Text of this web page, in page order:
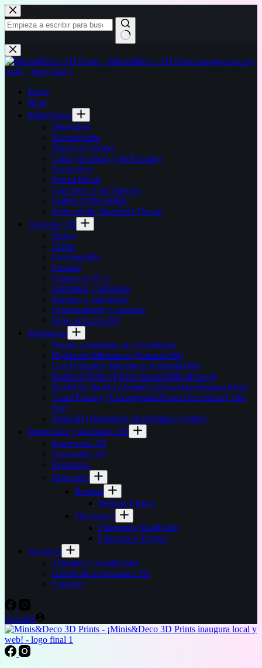
Saltar
al
contenido
Sin
resultados
Inicio
Blog
Malediction
Miniaturas
Escenografía
Mazos de Seeker
Cajas (de Inicio y de Facción)
Accesorios
Primal Blood
Conclave of the Spheres
Legion of the Fallen
Order of the Shattered Throne
Artículos 3D
Bustos
Chibis
Escenografía
Cosplay
Figuras en PLA
Litofanías y lámparas
Jarrones y maceteros
Organizadores y soportes
Otros artículos 3D
Miniaturas
Peanas y bandejas de movimiento
Highlands Miniatures (Fantasía/9th)
Lost Kingdom Miniatures (Fantasía/9th)
Realm of Paths (Fútbol fantasía/Blood bowl)
NomNom figures (Anime/comics/videojuegos/chibis)
Txarli Factory (Escenografía/Peanas Escénicas/Cube
Pro)
Sanix3D (Personajes de películas y series)
Impresoras y materiales 3D
Impresoras 3D
Accesorios 3D
Repuestos
Materiales
Resinas
Resinas Elegoo
Filamentos
Filamentos Bambulab
Filamentos Elegoo
Nosotros
Términos y condiciones
Galería de impresiones 3D
Contacto
Acceder